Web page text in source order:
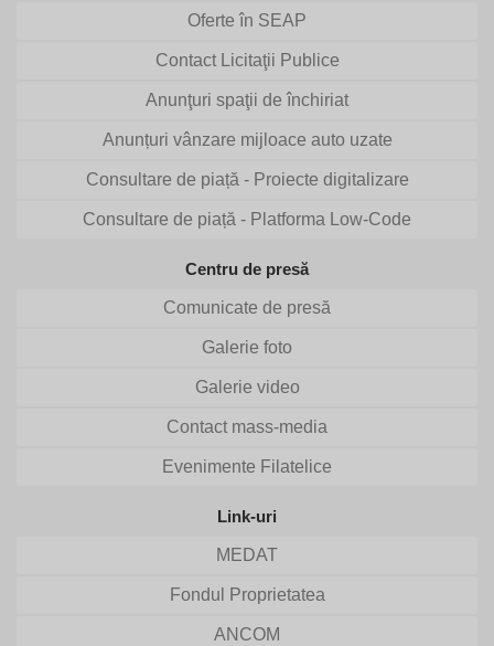
Oferte în SEAP
Contact Licitaţii Publice
Anunţuri spaţii de închiriat
Anunțuri vânzare mijloace auto uzate
Consultare de piață - Proiecte digitalizare
Consultare de piață - Platforma Low-Code
Centru de presă
Comunicate de presă
Galerie foto
Galerie video
Contact mass-media
Evenimente Filatelice
Link-uri
MEDAT
Fondul Proprietatea
ANCOM